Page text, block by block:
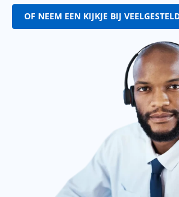
OF NEEM EEN KIJKJE BIJ